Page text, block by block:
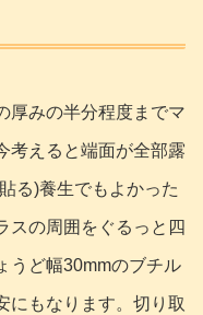
厚みの半分程度までマ
考えると端面が全部露
る)養生でもよかった
スの周囲をぐるっと四
うど幅30mmのブチル
にもなります。切り取